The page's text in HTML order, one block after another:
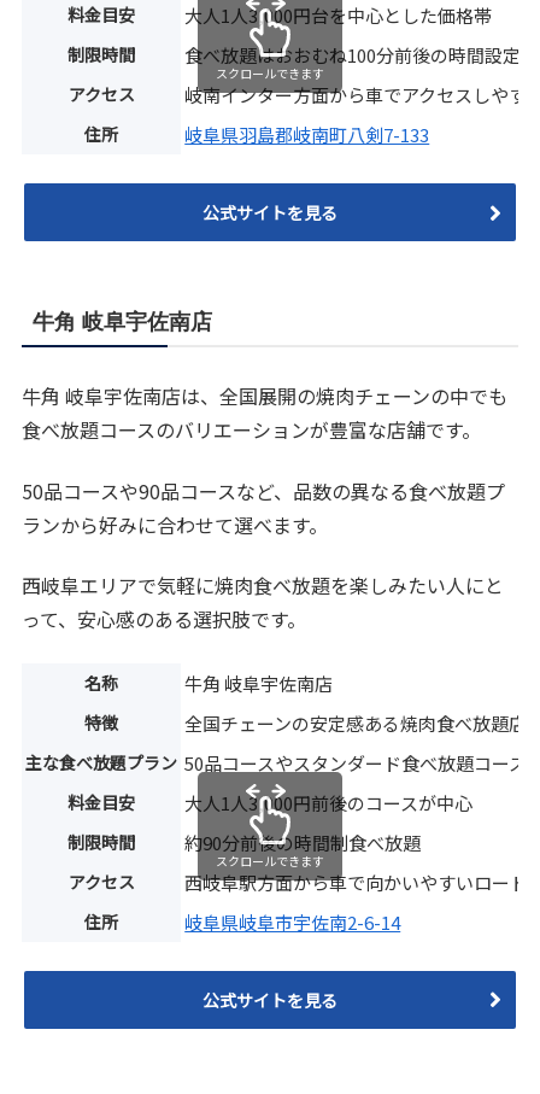
料金目安 大人1人3,000円台を中心とした価格帯
制限時間 食べ放題はおおむね100分前後の時間設定
アクセス 岐南インター方面から車でアクセスしやす
住所 岐阜県羽島郡岐南町八剣7-133
スクロールできます
公式サイトを見る
牛角 岐阜宇佐南店
牛角 岐阜宇佐南店は、全国展開の焼肉チェーンの中でも
食べ放題コースのバリエーションが豊富な店舗です。
50品コースや90品コースなど、品数の異なる食べ放題プ
ランから好みに合わせて選べます。
西岐阜エリアで気軽に焼肉食べ放題を楽しみたい人にと
って、安心感のある選択肢です。
名称 牛角 岐阜宇佐南店
特徴 全国チェーンの安定感ある焼肉食べ放題店
主な食べ放題プラン 50品コースやスタンダード食べ放題コース
料金目安 大人1人3,000円前後のコースが中心
制限時間 約90分前後の時間制食べ放題
アクセス 西岐阜駅方面から車で向かいやすいロード
住所 岐阜県岐阜市宇佐南2-6-14
スクロールできます
公式サイトを見る